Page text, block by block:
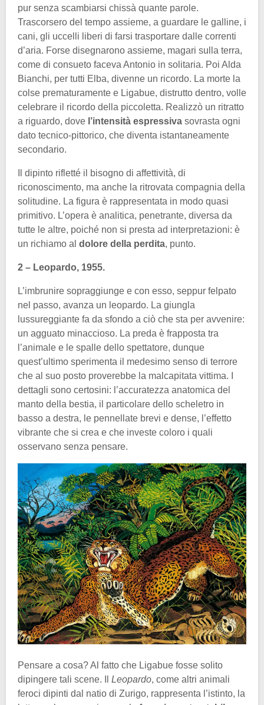
pur senza scambiarsi chissà quante parole.
Trascorsero del tempo assieme, a guardare le galline, i
cani, gli uccelli liberi di farsi trasportare dalle correnti
d’aria. Forse disegnarono assieme, magari sulla terra,
come di consueto faceva Antonio in solitaria. Poi Alda
Bianchi, per tutti Elba, divenne un ricordo. La morte la
colse prematuramente e Ligabue, distrutto dentro, volle
celebrare il ricordo della piccoletta. Realizzò un ritratto
a riguardo, dove l’intensità espressiva sovrasta ogni
dato tecnico-pittorico, che diventa istantaneamente
secondario.
Il dipinto rifletté il bisogno di affettività, di
riconoscimento, ma anche la ritrovata compagnia della
solitudine. La figura è rappresentata in modo quasi
primitivo. L’opera è analitica, penetrante, diversa da
tutte le altre, poiché non si presta ad interpretazioni: è
un richiamo al dolore della perdita, punto.
2 – Leopardo, 1955.
L’imbrunire sopraggiunge e con esso, seppur felpato
nel passo, avanza un leopardo. La giungla
lussureggiante fa da sfondo a ciò che sta per avvenire:
un agguato minaccioso. La preda è frapposta tra
l’animale e le spalle dello spettatore, dunque
quest’ultimo sperimenta il medesimo senso di terrore
che al suo posto proverebbe la malcapitata vittima. I
dettagli sono certosini: l’accuratezza anatomica del
manto della bestia, il particolare dello scheletro in
basso a destra, le pennellate brevi e dense, l’effetto
vibrante che si crea e che investe coloro i quali
osservano senza pensare.
Pensare a cosa? Al fatto che Ligabue fosse solito
dipingere tali scene. Il Leopardo, come altri animali
feroci dipinti dal natio di Zurigo, rappresenta l’istinto, la